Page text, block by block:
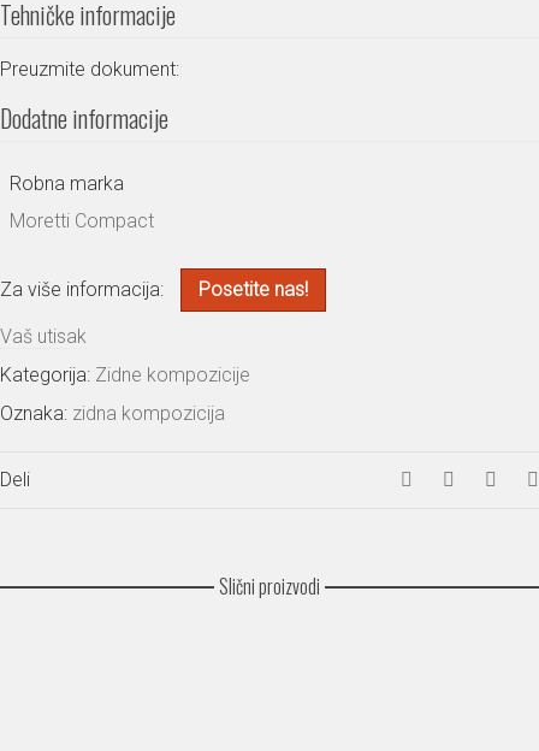
Tehničke informacije
Preuzmite dokument:
Dodatne informacije
Robna marka
Moretti Compact
Za više informacija: Posetite nas!
Vaš utisak
Kategorija: Zidne kompozicije
Oznaka: zidna kompozicija
Deli
Slični proizvodi